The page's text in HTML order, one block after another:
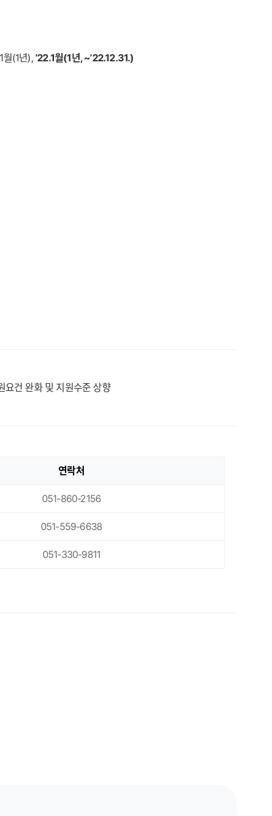
월(1년),‘22.1월(1년, ~’22.12.31.)
요건 완화 및 지원수준 상향
연락처
051-860-2156
051-559-6638
051-330-9811